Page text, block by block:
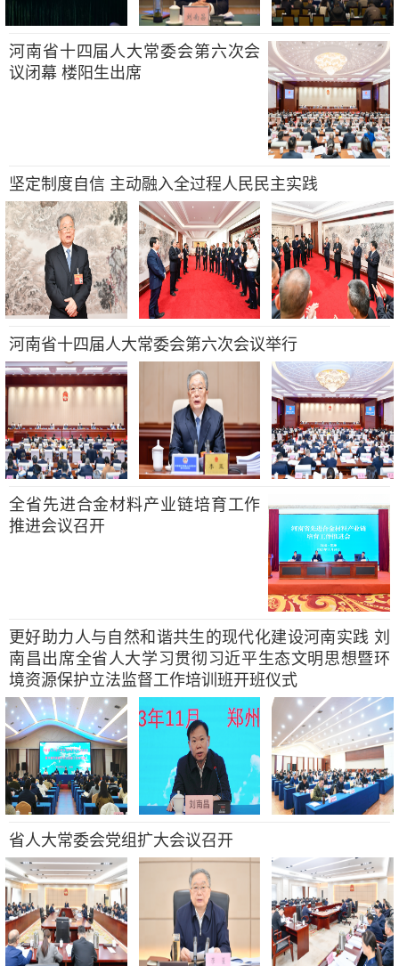
河南省十四届人大常委会第六次会
议闭幕 楼阳生出席
坚定制度自信 主动融入全过程人民民主实践
河南省十四届人大常委会第六次会议举行
全省先进合金材料产业链培育工作
推进会议召开
更好助力人与自然和谐共生的现代化建设河南实践 刘
南昌出席全省人大学习贯彻习近平生态文明思想暨环
境资源保护立法监督工作培训班开班仪式
省人大常委会党组扩大会议召开